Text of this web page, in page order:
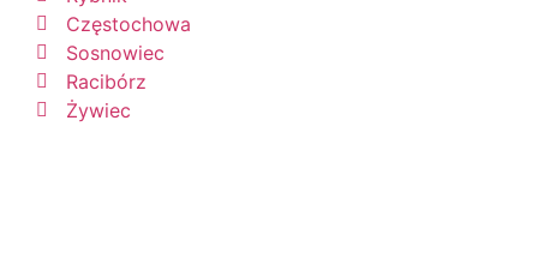
Częstochowa
Sosnowiec
Racibórz
Żywiec